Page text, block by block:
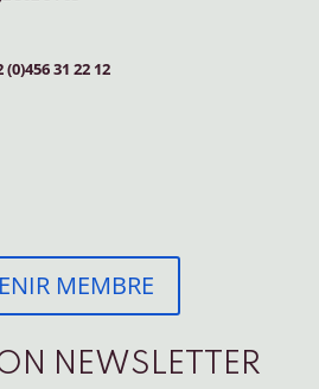
31 22 12
MEMBRE
NEWSLETTER